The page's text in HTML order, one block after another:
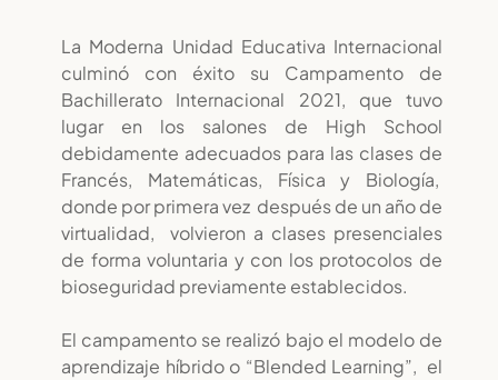
La Moderna Unidad Educativa Internacional
culminó con éxito su Campamento de
Bachillerato Internacional 2021, que tuvo
lugar en los salones de High School
debidamente adecuados para las clases de
Francés, Matemáticas, Física y Biología,
donde por primera vez después de un año de
virtualidad, volvieron a clases presenciales
de forma voluntaria y con los protocolos de
bioseguridad previamente establecidos.
El campamento se realizó bajo el modelo de
aprendizaje híbrido o “Blended Learning”, el